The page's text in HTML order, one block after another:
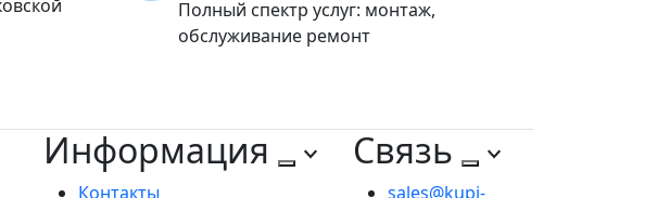
Полный спектр услуг: монтаж,
обслуживание ремонт
Информация
Контакты
Связь
sales@kupi-